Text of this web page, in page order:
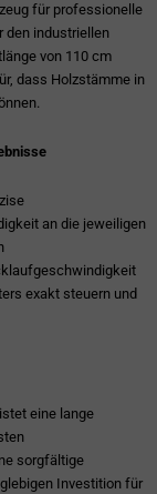
für professionelle
den industriellen
von 110 cm
dass Holzstämme in
an die jeweiligen
exakt steuern und
eine lange
sorgfältige
Investition für